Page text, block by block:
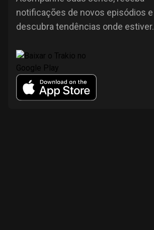
notificações de novos episódios e
descubra tendências onde estiver.